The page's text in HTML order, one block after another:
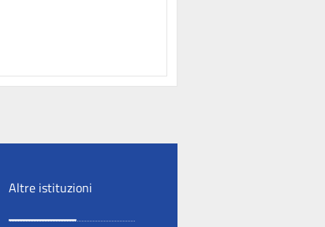
Altre istituzioni